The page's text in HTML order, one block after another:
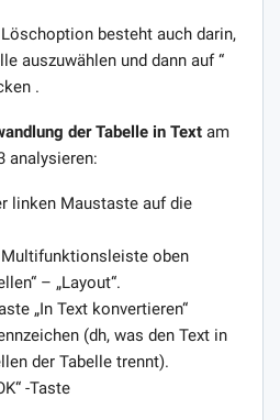
besteht auch darin,
auszuwählen und dann auf “
.
der Tabelle in Text am
analysieren:
linken Maustaste auf die
Multifunktionsleiste oben
– „Layout“.
„In Text konvertieren“
(dh, was den Text in
der Tabelle trennt).
-Taste